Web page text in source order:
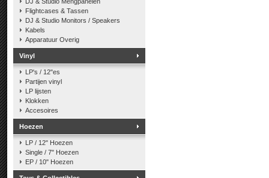
Flightcases & Tassen
DJ & Studio Monitors / Speakers
Kabels
Apparatuur Overig
Vinyl
LP's / 12"es
Partijen vinyl
LP lijsten
Klokken
Accesoires
Hoezen
LP / 12" Hoezen
Single / 7" Hoezen
EP / 10" Hoezen